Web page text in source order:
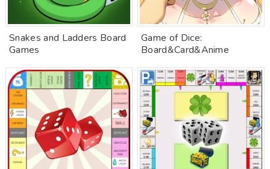
Snakes and Ladders Board
Games
Game of Dice:
Board&Card&Anime